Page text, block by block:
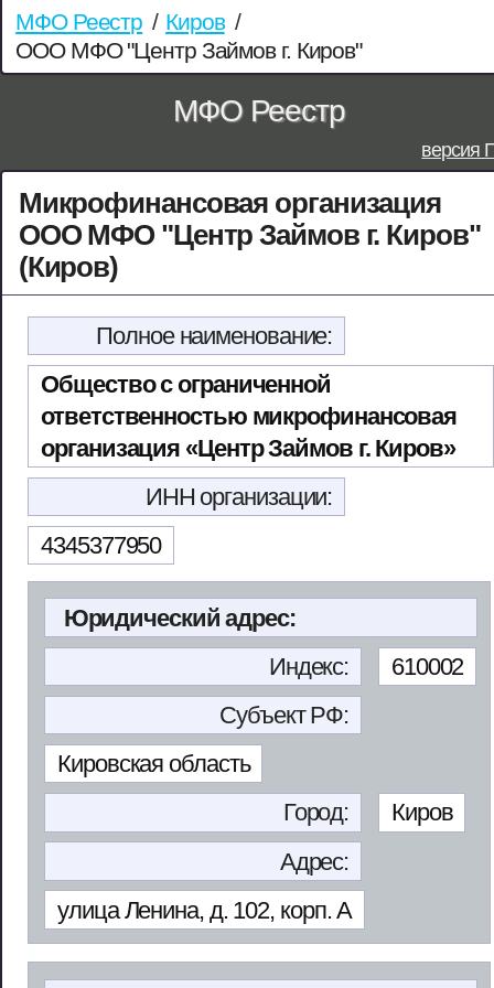
МФО Реестр / Киров /
ООО МФО "Центр Займов г. Киров"
МФО Реестр
версия
Микрофинансовая организация
ООО МФО "Центр Займов г. Киров"
(Киров)
Полное наименование:
Общество с ограниченной
ответственностью микрофинансовая
организация «Центр Займов г. Киров»
ИНН организации:
4345377950
Юридический адрес:
Индекс:
610002
Субъект РФ:
Кировская область
Город:
Киров
Адрес:
улица Ленина, д. 102, корп. А